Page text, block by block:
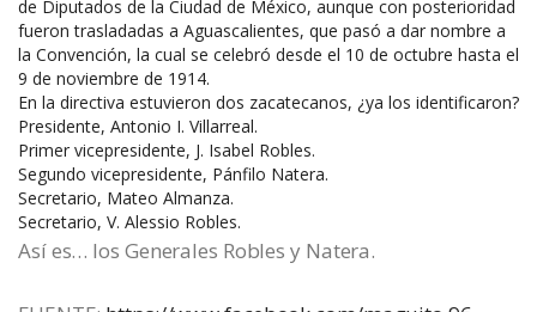
de Diputados de la Ciudad de México, aunque con posterioridad
fueron trasladadas a Aguascalientes, que pasó a dar nombre a
la Convención, la cual se celebró desde el 10 de octubre hasta el
9 de noviembre de 1914.
En la directiva estuvieron dos zacatecanos, ¿ya los identificaron?
Presidente, Antonio I. Villarreal.
Primer vicepresidente, J. Isabel Robles.
Segundo vicepresidente, Pánfilo Natera.
Secretario, Mateo Almanza.
Secretario, V. Alessio Robles.
Así es… los Generales Robles y Natera.